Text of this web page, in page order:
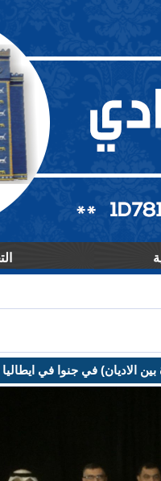
جنوا في ايطاليا في 15 تشرين